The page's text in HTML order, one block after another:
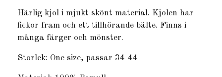
Härlig kjol i mjukt skönt material. Kjolen har
fickor fram och ett tillhörande bälte. Finns i
många färger och mönster.
Storlek: One size, passar 34-44